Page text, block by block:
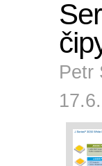
Petr